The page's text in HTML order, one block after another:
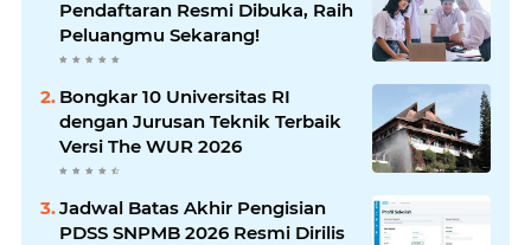
Pendaftaran Resmi Dibuka, Raih
Peluangmu Sekarang!
Bongkar 10 Universitas RI
dengan Jurusan Teknik Terbaik
Versi The WUR 2026
Jadwal Batas Akhir Pengisian
PDSS SNPMB 2026 Resmi Dirilis